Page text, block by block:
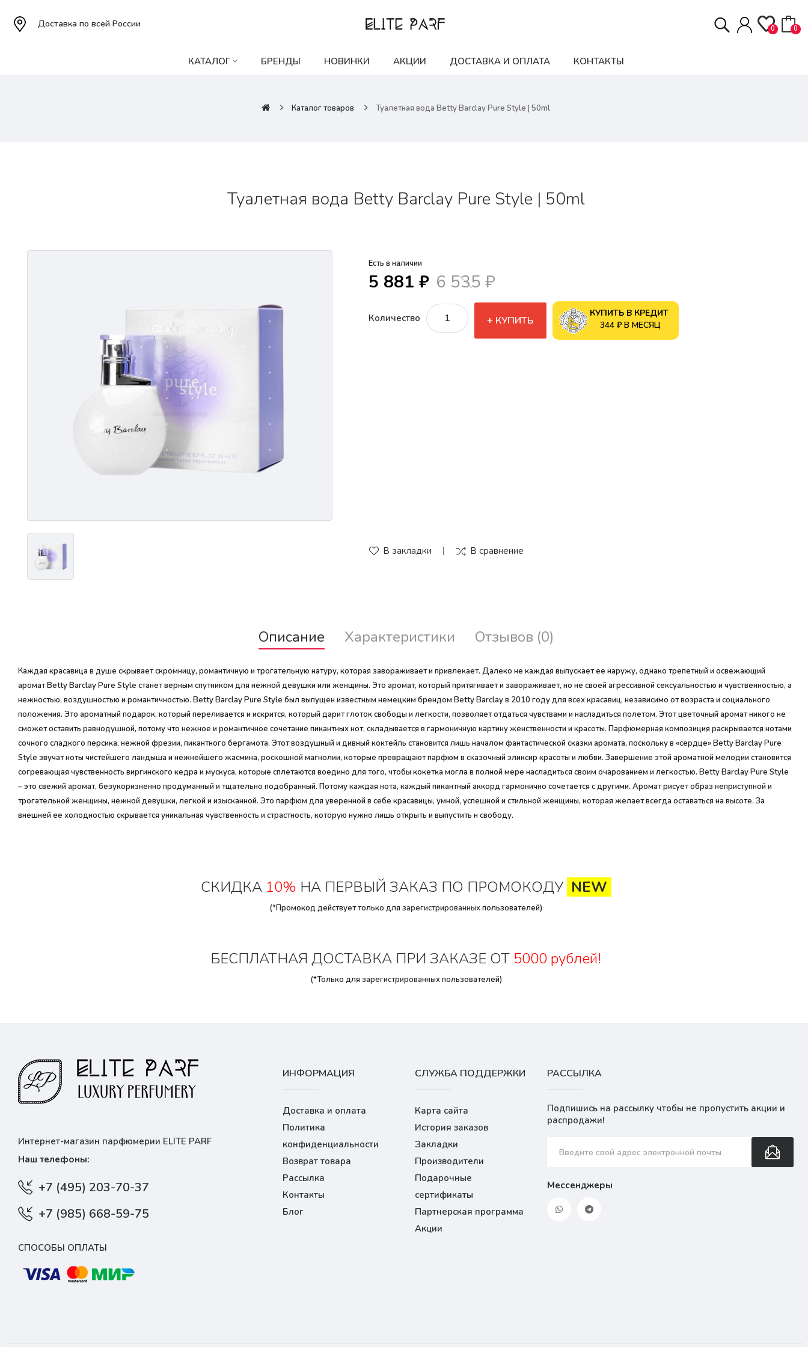
Доставка по всей России 0 0
КАТАЛОГ БРЕНДЫ НОВИНКИ АКЦИИ ДОСТАВКА И ОПЛАТА КОНТАКТЫ
Каталог товаров Туалетная вода Betty Barclay Pure Style | 50ml
Туалетная вода Betty Barclay Pure Style | 50ml
Есть в наличии
5 881 ₽ 6 535 ₽
Количество КУПИТЬ
КУПИТЬ В КРЕДИТ
344 ₽ В МЕСЯЦ
В закладки В сравнение
Описание Характеристики Отзывов (0)
Каждая красавица в душе скрывает скромницу, романтичную и трогательную натуру, которая завораживает и привлекает. Далеко не каждая выпускает ее наружу, однако трепетный и освежающий
аромат Betty Barclay Pure Style станет верным спутником для нежной девушки или женщины. Это аромат, который притягивает и завораживает, но не своей агрессивной сексуальностью и чувственностью, а
нежностью, воздушностью и романтичностью. Betty Barclay Pure Style был выпущен известным немецким брендом Betty Barclay в 2010 году для всех красавиц, независимо от возраста и социального
положения. Это ароматный подарок, который переливается и искрится, который дарит глоток свободы и легкости, позволяет отдаться чувствами и насладиться полетом. Этот цветочный аромат никого не
сможет оставить равнодушной, потому что нежное и романтичное сочетание пикантных нот, складывается в гармоничную картину женственности и красоты. Парфюмерная композиция раскрывается нотами
сочного сладкого персика, нежной фрезии, пикантного бергамота. Этот воздушный и дивный коктейль становится лишь началом фантастической сказки аромата, поскольку в «сердце» Betty Barclay Pure
Style звучат ноты чистейшего ландыша и нежнейшего жасмина, роскошной магнолии, которые превращают парфюм в сказочный эликсир красоты и любви. Завершение этой ароматной мелодии становится
согревающая чувственность виргинского кедра и мускуса, которые сплетаются воедино для того, чтобы кокетка могла в полной мере насладиться своим очарованием и легкостью. Betty Barclay Pure Style
– это свежий аромат, безукоризненно продуманный и тщательно подобранный. Потому каждая нота, каждый пикантный аккорд гармонично сочетается с другими. Аромат рисует образ неприступной и
трогательной женщины, нежной девушки, легкой и изысканной. Это парфюм для уверенной в себе красавицы, умной, успешной и стильной женщины, которая желает всегда оставаться на высоте. За
внешней ее холодностью скрывается уникальная чувственность и страстность, которую нужно лишь открыть и выпустить н свободу.
СКИДКА 10% НА ПЕРВЫЙ ЗАКАЗ ПО ПРОМОКОДУ NEW
(*Промокод действует только для зарегистрированныхпользователей)
БЕСПЛАТНАЯ ДОСТАВКА ПРИ ЗАКАЗЕ ОТ 5000 рублей!
(*Только для зарегистрированныхпользователей)
Интернет-магазин парфюмерии ELITE PARF
Наш телефоны:
+7 (495) 203-70-37
+7 (985) 668-59-75
СПОСОБЫ ОПЛАТЫ
ИНФОРМАЦИЯ
Доставка и оплата
Политика
конфиденциальности
Возврат товара
Рассылка
Контакты
Блог
СЛУЖБА ПОДДЕРЖКИ
Карта сайта
История заказов
Закладки
Производители
Подарочные
сертификаты
Партнерская программа
Акции
РАССЫЛКА
Подпишись на рассылку чтобы не пропустить акции и
распродажи!
Мессенджеры